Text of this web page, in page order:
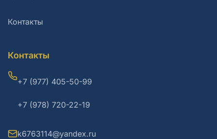
Контакты
Контакты
+7 (977) 405-50-99
+7 (978) 720-22-19
k6763114@yandex.ru